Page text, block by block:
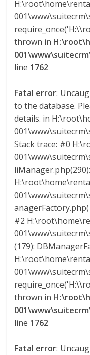
a
r
a
e
n
C
o
o
m
b
thrown in
line 1762
Fatal error:
to the database.
details. in
Stack trace: #0
#2
(179):
thrown in
line 1762
Fatal error: